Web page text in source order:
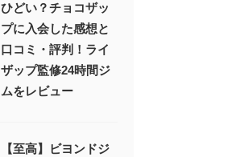
ひどい？チョコザッ
プに入会した感想と
口コミ・評判！ライ
ザップ監修24時間ジ
ムをレビュー
【至高】ビヨンドジ